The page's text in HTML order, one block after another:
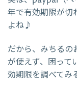
年で有効期限が切
よね♪
だから、みちるの
が使えず、困って
効期限を調べてみ